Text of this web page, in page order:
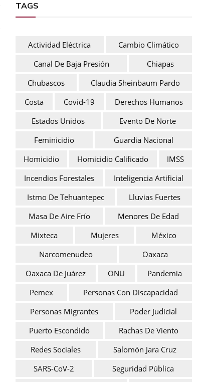
TAGS
Actividad Eléctrica
Cambio Climático
Canal De Baja Presión
Chiapas
Chubascos
Claudia Sheinbaum Pardo
Costa
Covid-19
Derechos Humanos
Estados Unidos
Evento De Norte
Feminicidio
Guardia Nacional
Homicidio
Homicidio Calificado
IMSS
Incendios Forestales
Inteligencia Artificial
Istmo De Tehuantepec
Lluvias Fuertes
Masa De Aire Frío
Menores De Edad
Mixteca
Mujeres
México
Narcomenudeo
Oaxaca
Oaxaca De Juárez
ONU
Pandemia
Pemex
Personas Con Discapacidad
Personas Migrantes
Poder Judicial
Puerto Escondido
Rachas De Viento
Redes Sociales
Salomón Jara Cruz
SARS-CoV-2
Seguridad Pública